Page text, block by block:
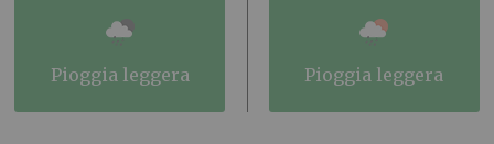
pioggia leggera pioggia leggera